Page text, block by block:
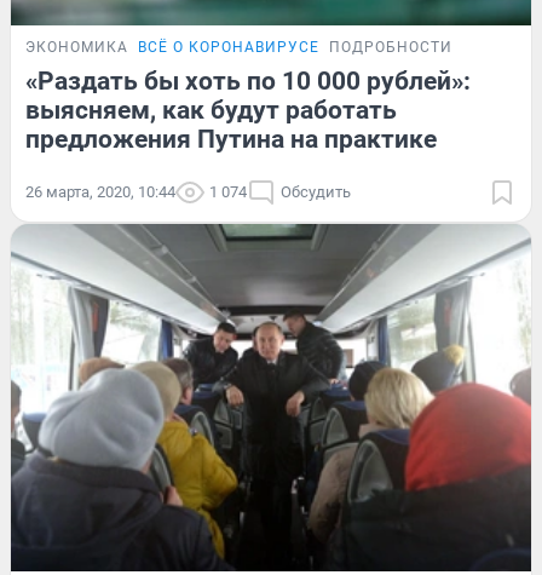
ЭКОНОМИКА ВСЁ О КОРОНАВИРУСЕ ПОДРОБНОСТИ
«Раздать бы хоть по 10 000 рублей»:
выясняем, как будут работать
предложения Путина на практике
26 марта, 2020, 10:44 1 074 Обсудить